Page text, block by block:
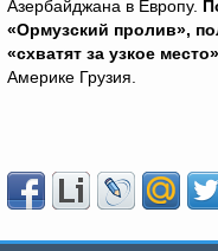
Азербайджана в Европу.
«Ормузский пролив»,
«схватят за узкое
Америке Грузия.